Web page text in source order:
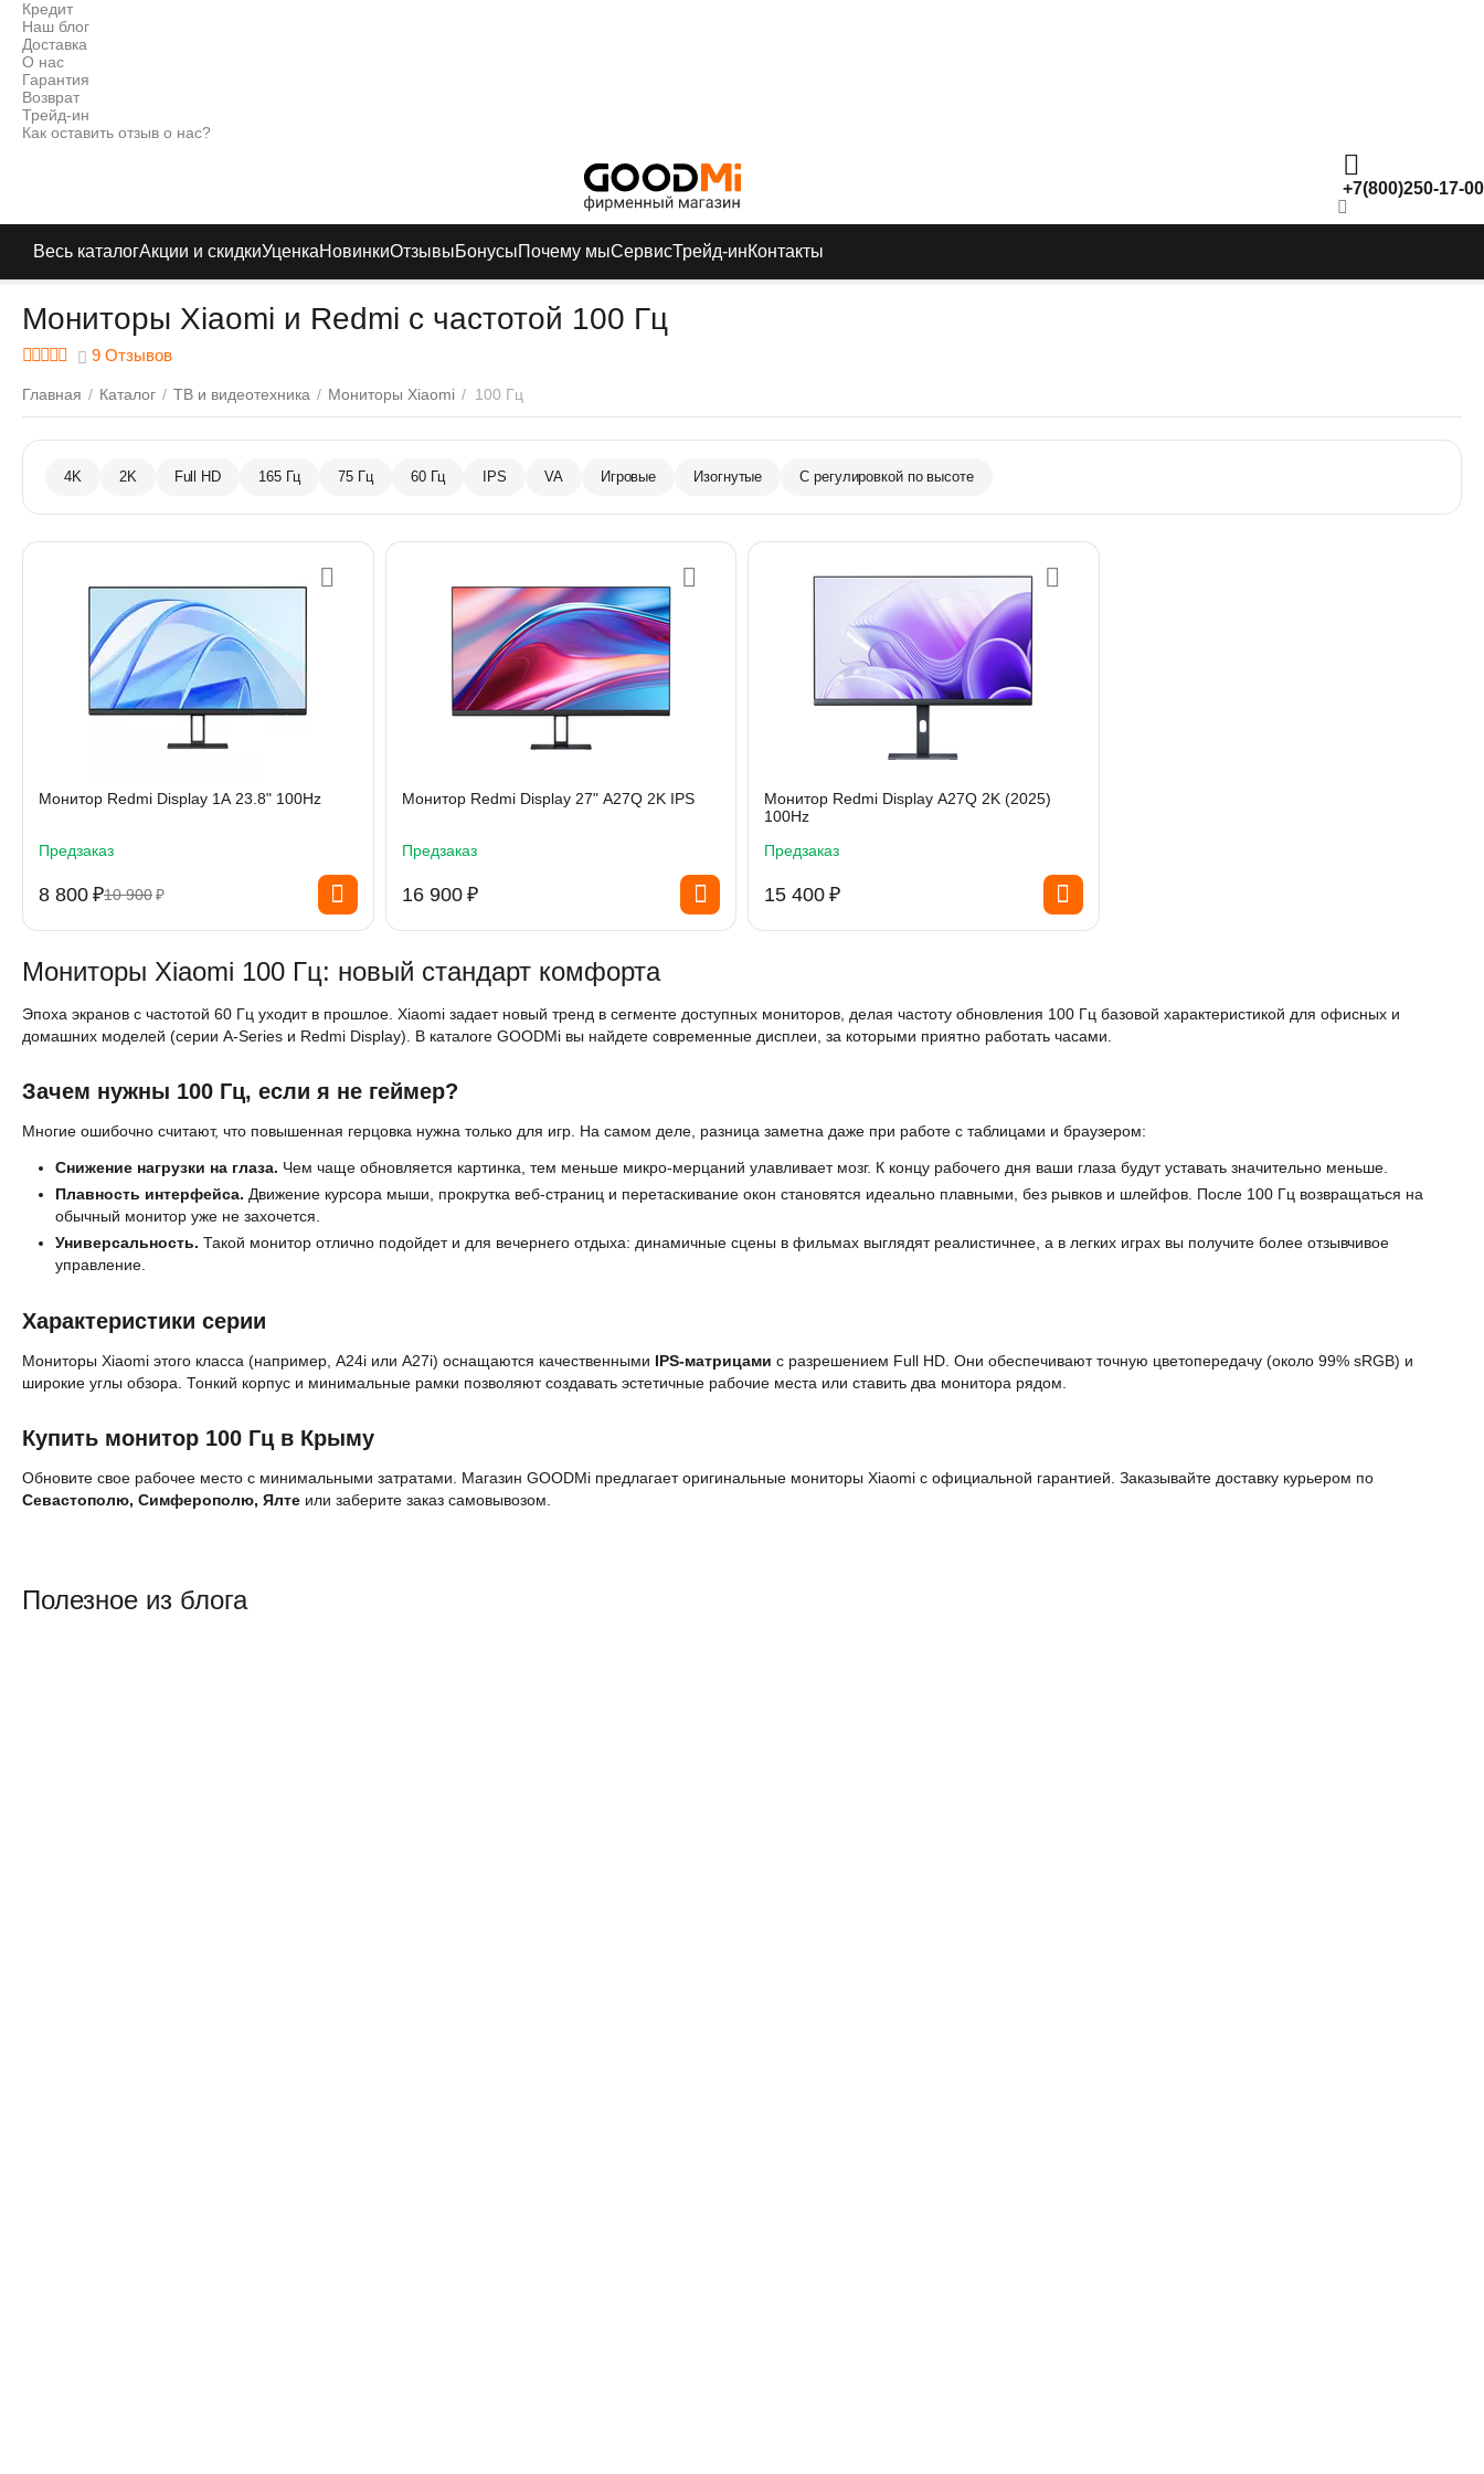
Кредит
Наш блог
Доставка
О нас
Гарантия
Возврат
Трейд-ин
Как оставить отзыв о нас?
+7(800)250-17-00
Весь каталогАкции и скидкиУценкаНовинкиОтзывыБонусыПочему мыСервисТрейд-инКонтакты
Мониторы Xiaomi и Redmi с частотой 100 Гц
9 Отзывов
Главная / Каталог / ТВ и видеотехника / Мониторы Xiaomi / 100 Гц
4K 2K Full HD 165 Гц 75 Гц 60 Гц IPS VA Игровые Изогнутые С регулировкой по высоте
Монитор Redmi Display 1A 23.8" 100Hz
Предзаказ
8 800 ₽10 900₽
Монитор Redmi Display 27" A27Q 2K IPS
Предзаказ
16 900 ₽
Монитор Redmi Display A27Q 2K (2025)
100Hz
Предзаказ
15 400 ₽
Мониторы Xiaomi 100 Гц: новый стандарт комфорта
Эпоха экранов с частотой 60 Гц уходит в прошлое. Xiaomi задает новый тренд в сегменте доступных мониторов, делая частоту обновления 100 Гц базовой характеристикой для офисных и
домашних моделей (серии A-Series и Redmi Display). В каталоге GOODMi вы найдете современные дисплеи, за которыми приятно работать часами.
Зачем нужны 100 Гц, если я не геймер?
Многие ошибочно считают, что повышенная герцовка нужна только для игр. На самом деле, разница заметна даже при работе с таблицами и браузером:
Снижение нагрузки на глаза. Чем чаще обновляется картинка, тем меньше микро-мерцаний улавливает мозг. К концу рабочего дня ваши глаза будут уставать значительно меньше.
Плавность интерфейса. Движение курсора мыши, прокрутка веб-страниц и перетаскивание окон становятся идеально плавными, без рывков и шлейфов. После 100 Гц возвращаться на
обычный монитор уже не захочется.
Универсальность. Такой монитор отлично подойдет и для вечернего отдыха: динамичные сцены в фильмах выглядят реалистичнее, а в легких играх вы получите более отзывчивое
управление.
Характеристики серии
Мониторы Xiaomi этого класса (например, A24i или A27i) оснащаются качественными IPS-матрицами с разрешением Full HD. Они обеспечивают точную цветопередачу (около 99% sRGB) и
широкие углы обзора. Тонкий корпус и минимальные рамки позволяют создавать эстетичные рабочие места или ставить два монитора рядом.
Купить монитор 100 Гц в Крыму
Обновите свое рабочее место с минимальными затратами. Магазин GOODMi предлагает оригинальные мониторы Xiaomi с официальной гарантией. Заказывайте доставку курьером по
Севастополю, Симферополю, Ялте или заберите заказ самовывозом.
Полезное из блога